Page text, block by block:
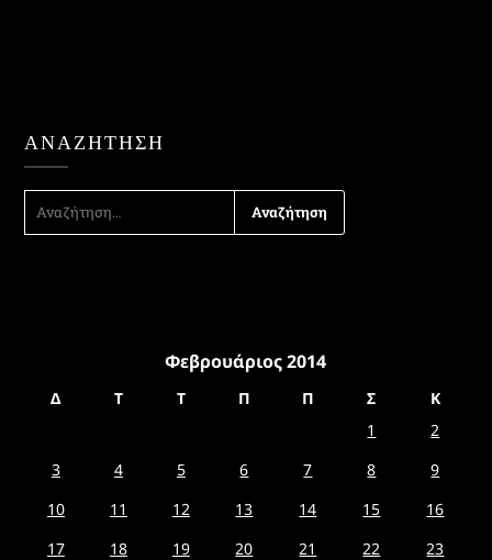
ΑΝΑΖΉΤΗΣΗ
ΑΝΑΖΉΤΗΣΗ
ΓΙΑ:
Φεβρουάριος 2014
Δ Τ Τ Π Π Σ
Κ
1
2
3
4 5 6 7 8
9
10
11 12 13 14 15
16
17
18 19 20 21 22
23